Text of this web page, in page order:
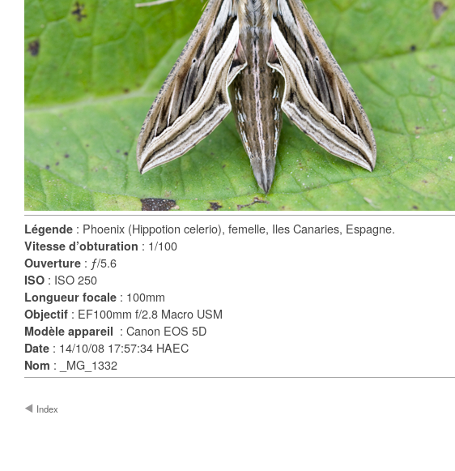
Légende : Phoenix (Hippotion celerio), femelle, Iles Canaries, Espagne.
Vitesse d’obturation : 1/100
Ouverture : ƒ/5.6
ISO : ISO 250
Longueur focale : 100mm
Objectif : EF100mm f/2.8 Macro USM
Modèle appareil : Canon EOS 5D
Date : 14/10/08 17:57:34 HAEC
Nom : _MG_1332
Index